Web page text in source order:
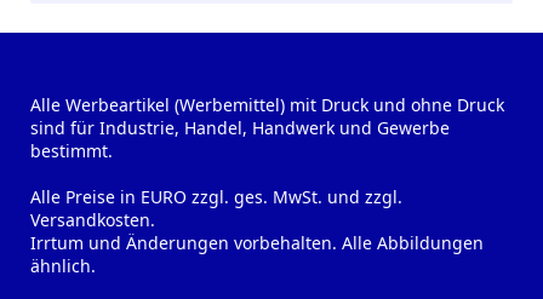
Alle Werbeartikel (Werbemittel) mit Druck und ohne Druck
sind für Industrie, Handel, Handwerk und Gewerbe
bestimmt.
Alle Preise in EURO zzgl. ges. MwSt. und zzgl.
Versandkosten.
Irrtum und Änderungen vorbehalten. Alle Abbildungen
ähnlich.